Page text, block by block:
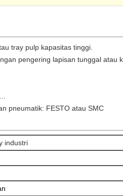
tray pulp kapasitas tinggi.
pengering lapisan tunggal atau
pneumatik: FESTO atau SMC
industri